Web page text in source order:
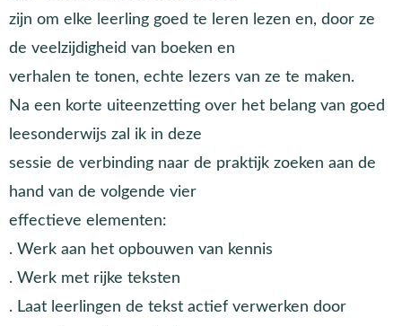
zijn om elke leerling goed te leren lezen en, door ze
de veelzijdigheid van boeken en
verhalen te tonen, echte lezers van ze te maken.
Na een korte uiteenzetting over het belang van goed
leesonderwijs zal ik in deze
sessie de verbinding naar de praktijk zoeken aan de
hand van de volgende vier
effectieve elementen:
. Werk aan het opbouwen van kennis
. Werk met rijke teksten
. Laat leerlingen de tekst actief verwerken door